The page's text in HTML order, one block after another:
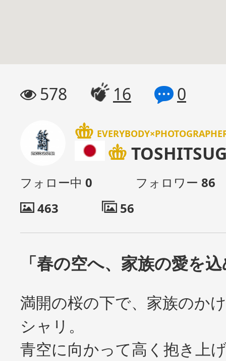
578 16 0
フォロー中 0 フォロワー 86
463
56
「春の空へ、家族の愛を
満開の桜の下で、家族のか
シャリ。
青空に向かって高く抱き上